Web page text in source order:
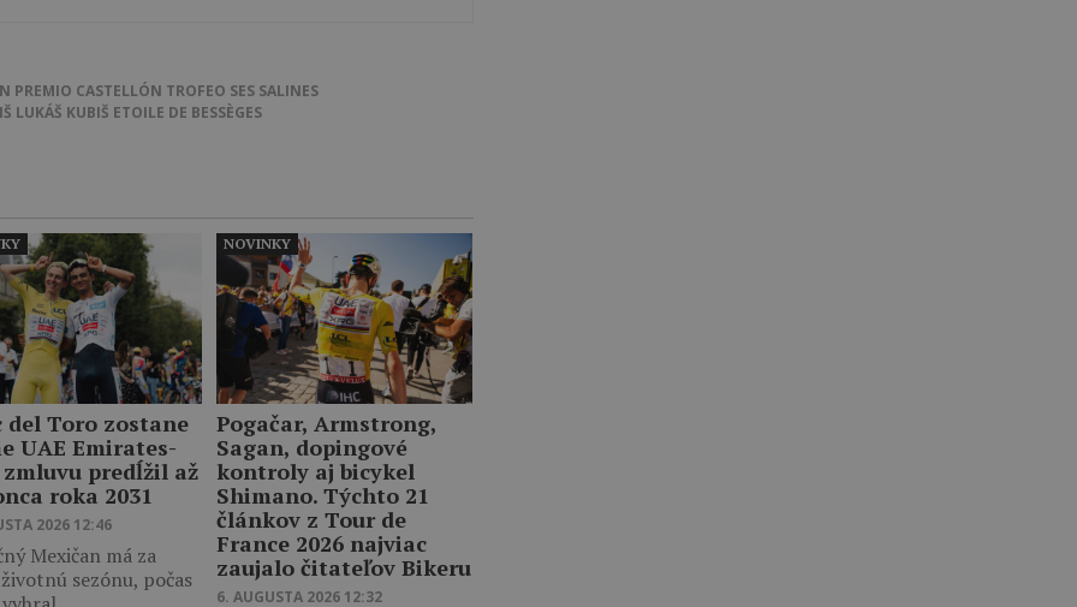
PREMIO CASTELLÓN TROFEO SES SALINES
LUKÁŠ KUBIŠ ETOILE DE BESSÈGES
del Toro zostane
UAE Emirates-
zmluvu predĺžil až
roka 2031
2026 12:46
Mexičan má za
sezónu, počas
Pogačar, Armstrong,
Sagan, dopingové
kontroly aj bicykel
Shimano. Týchto 21
článkov z Tour de
France 2026 najviac
zaujalo čitateľov Bikeru
6. AUGUSTA 2026 12:32
NOVINKY